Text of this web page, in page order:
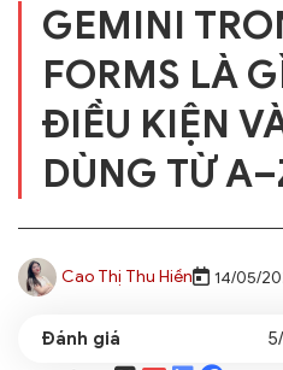
GEMINI
FORMS LÀ
ĐIỀU KIỆN
DÙNG TỪ
Cao Thị Thu Hiền 14/05/